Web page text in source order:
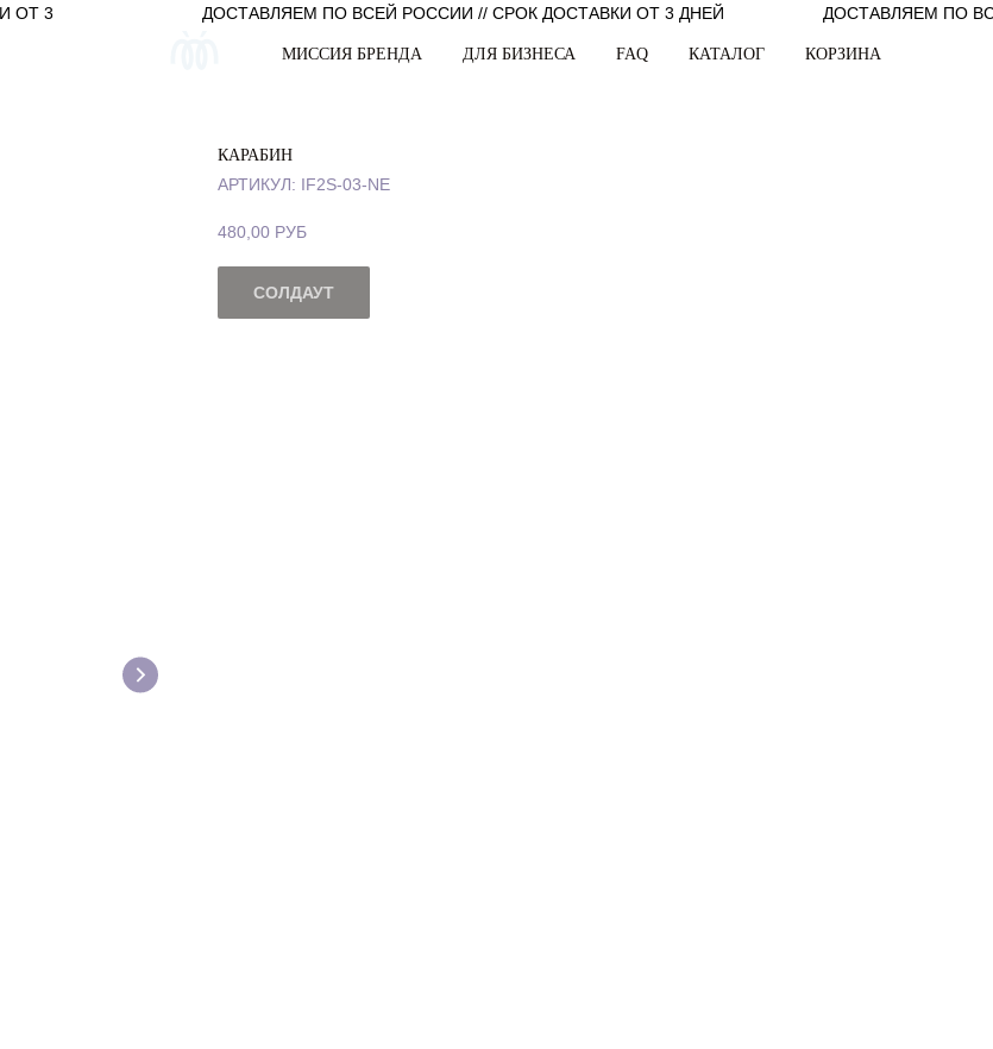
ОТ 3
ДОСТАВЛЯЕМ ПО ВСЕЙ РОССИИ // СРОК ДОСТАВКИ ОТ 3 ДНЕЙ ДОСТАВЛЯЕМ ПО
МИССИЯ БРЕНДА ДЛЯ БИЗНЕСА FAQ КАТАЛОГ КОРЗИНА
КАРАБИН
АРТИКУЛ: IF2S-03-NE
480,00 РУБ